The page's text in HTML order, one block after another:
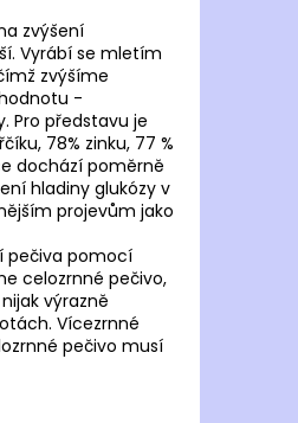
zvýšení
Vyrábí se mletím
zvýšíme
-
Pro představu je
78% zinku, 77 %
dochází poměrně
hladiny glukózy v
projevům jako
pečiva pomocí
celozrnné pečivo,
výrazně
Vícezrnné
pečivo musí